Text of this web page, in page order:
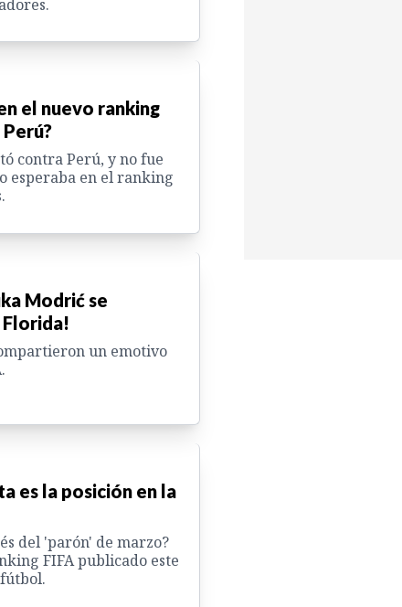
el nuevo ranking
contra Perú, y no fue
esperaba en el ranking
Modrić se
un emotivo
es la posición en la
del 'parón' de marzo?
FIFA publicado este